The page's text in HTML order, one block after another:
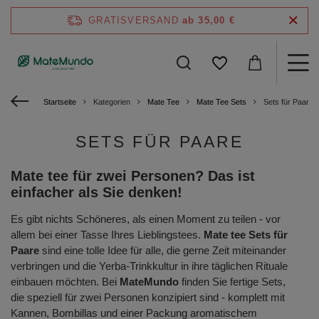
GRATISVERSAND ab 35,00 €
Startseite Kategorien Mate Tee Mate Tee Sets Sets für Paare
SETS FÜR PAARE
Mate tee für zwei Personen? Das ist
einfacher als Sie denken!
Es gibt nichts Schöneres, als einen Moment zu teilen - vor
allem bei einer Tasse Ihres Lieblingstees. Mate tee Sets für
Paare sind eine tolle Idee für alle, die gerne Zeit miteinander
verbringen und die Yerba-Trinkkultur in ihre täglichen Rituale
einbauen möchten. Bei MateMundo finden Sie fertige Sets,
die speziell für zwei Personen konzipiert sind - komplett mit
Kannen, Bombillas und einer Packung aromatischem